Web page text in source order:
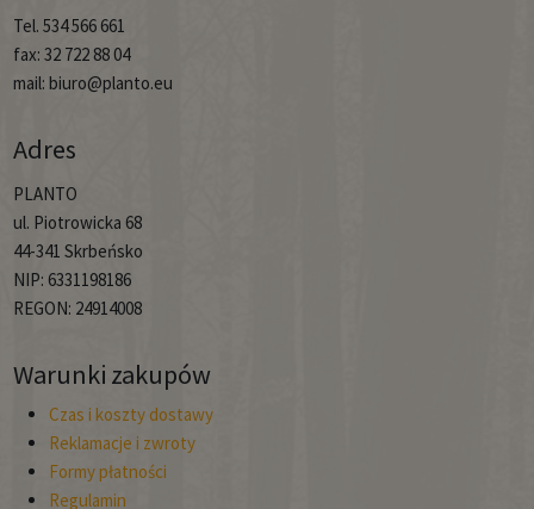
Tel. 534 566 661
fax: 32 722 88 04
mail: biuro@planto.eu
Adres
PLANTO
ul. Piotrowicka 68
44-341 Skrbeńsko
NIP: 6331198186
REGON: 24914008
Warunki zakupów
Czas i koszty dostawy
Reklamacje i zwroty
Formy płatności
Regulamin